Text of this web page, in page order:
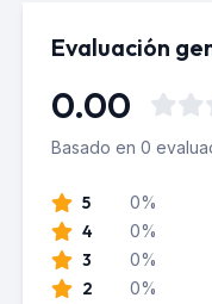
Evaluación
0.00
Basado en 0
5 0%
4 0%
3 0%
2 0%